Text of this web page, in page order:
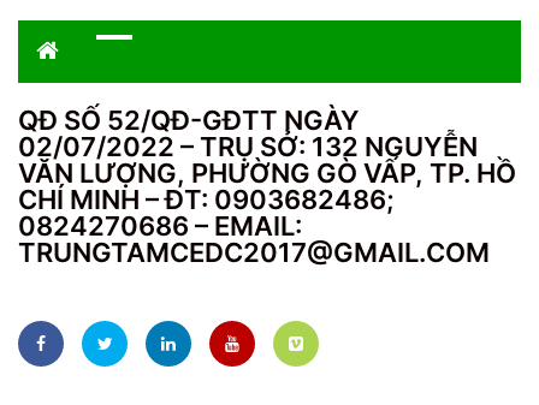
QĐ SỐ 52/QĐ-GĐTT NGÀY
02/07/2022 – TRỤ SỞ: 132 NGUYỄN
VĂN LƯỢNG, PHƯỜNG GÒ VẤP, TP. HỒ
CHÍ MINH – ĐT: 0903682486;
0824270686 – EMAIL:
TRUNGTAMCEDC2017@GMAIL.COM